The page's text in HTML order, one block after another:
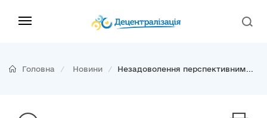
Головна Новини Незадоволення перспективним...